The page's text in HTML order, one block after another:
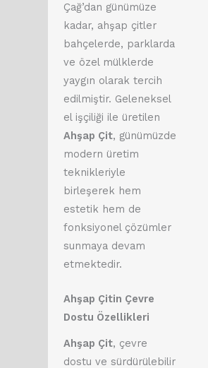
Çağ’dan günümüze
kadar, ahşap çitler
bahçelerde, parklarda
ve özel mülklerde
yaygın olarak tercih
edilmiştir. Geleneksel
el işçiliği ile üretilen
Ahşap Çit, günümüzde
modern üretim
teknikleriyle
birleşerek hem
estetik hem de
fonksiyonel çözümler
sunmaya devam
etmektedir.
Ahşap Çitin Çevre
Dostu Özellikleri
Ahşap Çit, çevre
dostu ve sürdürülebilir